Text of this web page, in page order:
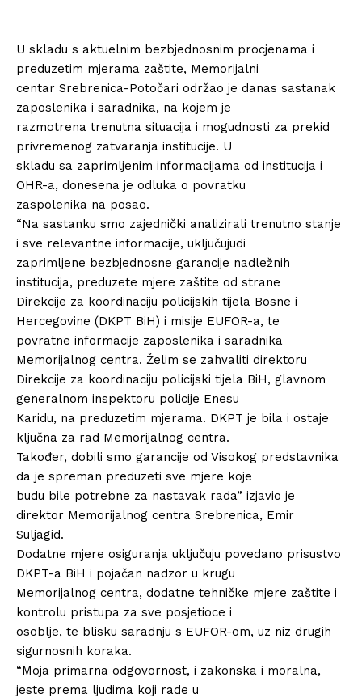
U skladu s aktuelnim bezbjednosnim procjenama i
preduzetim mjerama zaštite, Memorijalni
centar Srebrenica-Potočari održao je danas sastanak
zaposlenika i saradnika, na kojem je
razmotrena trenutna situacija i mogudnosti za prekid
privremenog zatvaranja institucije. U
skladu sa zaprimljenim informacijama od institucija i
OHR-a, donesena je odluka o povratku
zaspolenika na posao.
“Na sastanku smo zajednički analizirali trenutno stanje
i sve relevantne informacije, uključujudi
zaprimljene bezbjednosne garancije nadležnih
institucija, preduzete mjere zaštite od strane
Direkcije za koordinaciju policijskih tijela Bosne i
Hercegovine (DKPT BiH) i misije EUFOR-a, te
povratne informacije zaposlenika i saradnika
Memorijalnog centra. Želim se zahvaliti direktoru
Direkcije za koordinaciju policijski tijela BiH, glavnom
generalnom inspektoru policije Enesu
Karidu, na preduzetim mjerama. DKPT je bila i ostaje
ključna za rad Memorijalnog centra.
Također, dobili smo garancije od Visokog predstavnika
da je spreman preduzeti sve mjere koje
budu bile potrebne za nastavak rada” izjavio je
direktor Memorijalnog centra Srebrenica, Emir
Suljagid.
Dodatne mjere osiguranja uključuju povedano prisustvo
DKPT-a BiH i pojačan nadzor u krugu
Memorijalnog centra, dodatne tehničke mjere zaštite i
kontrolu pristupa za sve posjetioce i
osoblje, te blisku saradnju s EUFOR-om, uz niz drugih
sigurnosnih koraka.
“Moja primarna odgovornost, i zakonska i moralna,
jeste prema ljudima koji rade u